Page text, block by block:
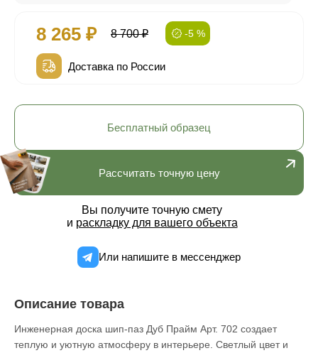
8 265 ₽ 8 700 ₽ -5 %
Доставка по России
Рассчитать точную цену
Вы получите точную смету
и раскладку для вашего объекта
Или напишите в мессенджер
Бесплатный образец
Описание товара
Инженерная доска шип-паз Дуб Прайм Арт. 702 создает
теплую и уютную атмосферу в интерьере. Светлый цвет и